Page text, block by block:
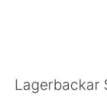
Lagerbackar